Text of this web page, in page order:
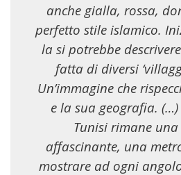
anche gialla, rossa,
perfetto stile islamico.
la si potrebbe
fatta di diversi
Un’immagine che
e la sua geografia.
Tunisi rimane
affascinante, una
mostrare ad ogni